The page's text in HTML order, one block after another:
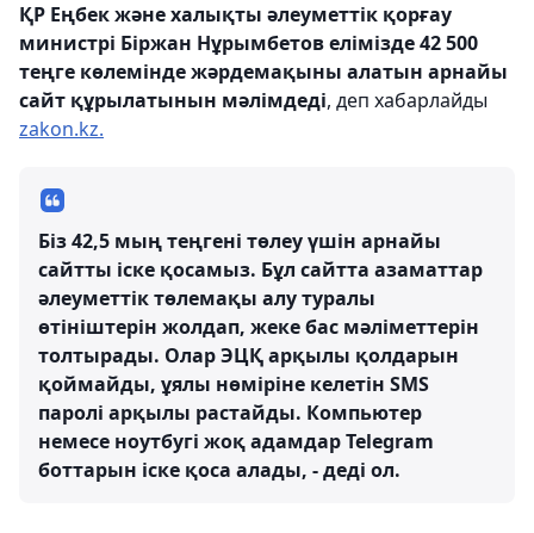
ҚР Еңбек және халықты әлеуметтік қорғау
министрі Біржан Нұрымбетов елімізде 42 500
теңге көлемінде жәрдемақыны алатын арнайы
сайт құрылатынын мәлімдеді, деп хабарлайды
zakon.kz.
Біз 42,5 мың теңгені төлеу үшін арнайы
сайтты іске қосамыз. Бұл сайтта азаматтар
әлеуметтік төлемақы алу туралы
өтініштерін жолдап, жеке бас мәліметтерін
толтырады. Олар ЭЦҚ арқылы қолдарын
қоймайды, ұялы нөміріне келетін SMS
паролі арқылы растайды. Компьютер
немесе ноутбугі жоқ адамдар Telegram
боттарын іске қоса алады, - деді ол.